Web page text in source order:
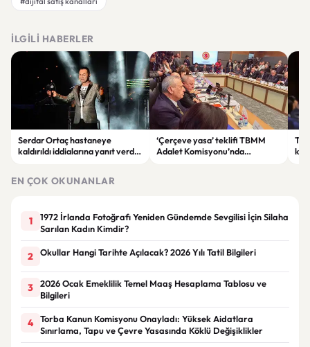
İLGILI HABERLER
Serdar Ortaç hastaneye
kaldırıldı iddialarına yanıt verdi:
‘Çerçeve yasa’ teklifi TBMM
Adalet Komisyonu’nda
EN ÇOK OKUNANLAR
1
1972 İrlanda Fotoğrafı Yeniden Gündemde Sevgilisi İçin Silaha
Sarılan Kadın Kimdir?
2 Okullar Hangi Tarihte Açılacak? 2026 Yılı Tatil Bilgileri
3
2026 Ocak Emeklilik Temel Maaş Hesaplama Tablosu ve
Bilgileri
4
Torba Kanun Komisyonu Onayladı: Yüksek Aidatlara
Sınırlama, Tapu ve Çevre Yasasında Köklü Değişiklikler